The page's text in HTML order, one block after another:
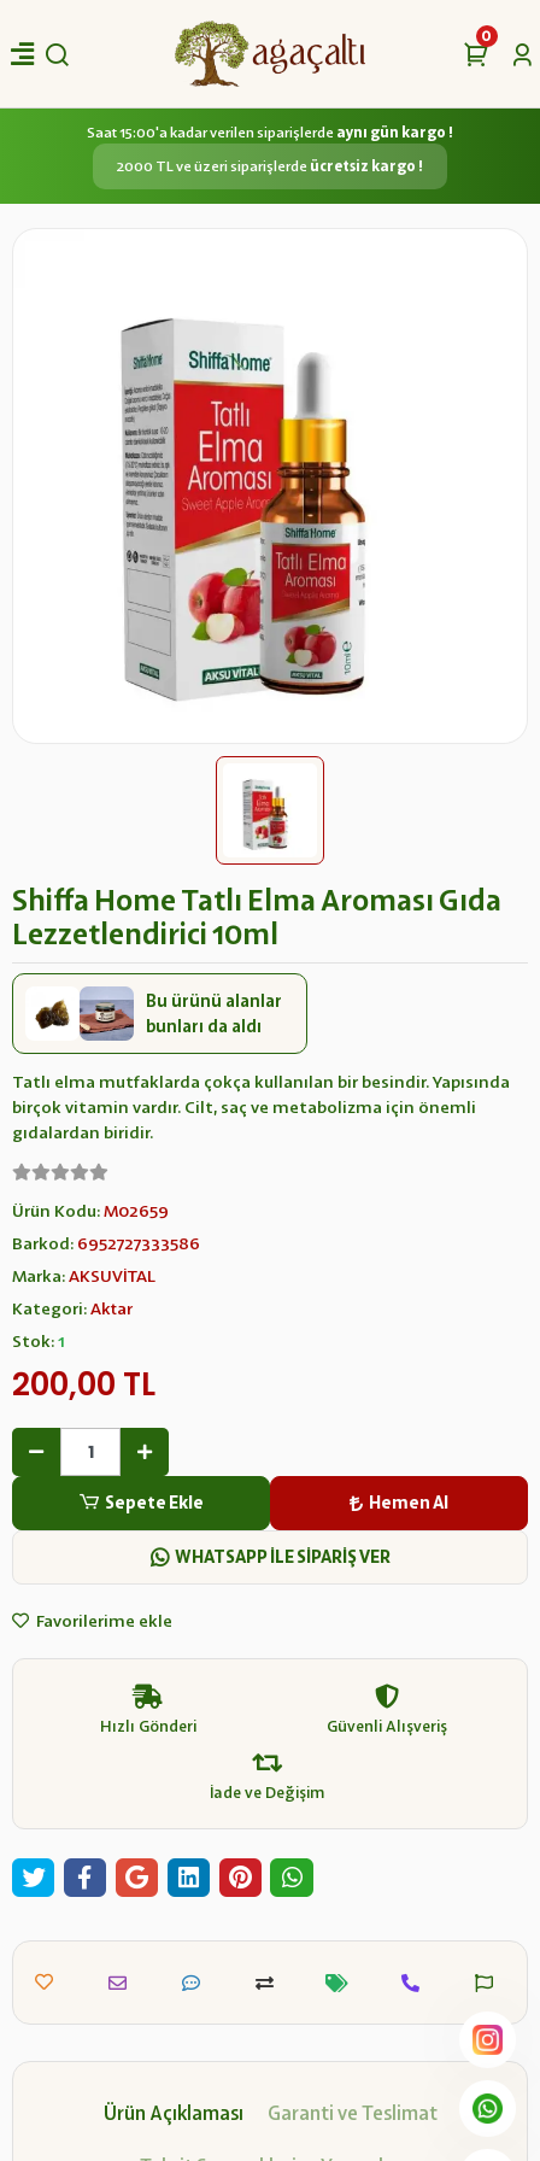
0
Saat 15:00'a kadar verilen siparişlerde aynı gün kargo !
2000 TL ve üzeri siparişlerde ücretsiz kargo !
Shiffa Home Tatlı Elma Aroması Gıda
Lezzetlendirici 10ml
Bu ürünü alanlar
bunları da aldı
Tatlı elma mutfaklarda çokça kullanılan bir besindir. Yapısında
birçok vitamin vardır. Cilt, saç ve metabolizma için önemli
gıdalardan biridir.
Ürün Kodu:M02659
Barkod: 6952727333586
Marka:AKSUVİTAL
Kategori:Aktar
Stok:1
200,00 TL
Sepete Ekle Hemen Al
WHATSAPP İLE SİPARİŞ VER
Favorilerime ekle
Hızlı Gönderi Güvenli Alışveriş
İade ve Değişim
Ürün Açıklaması Garanti ve Teslimat